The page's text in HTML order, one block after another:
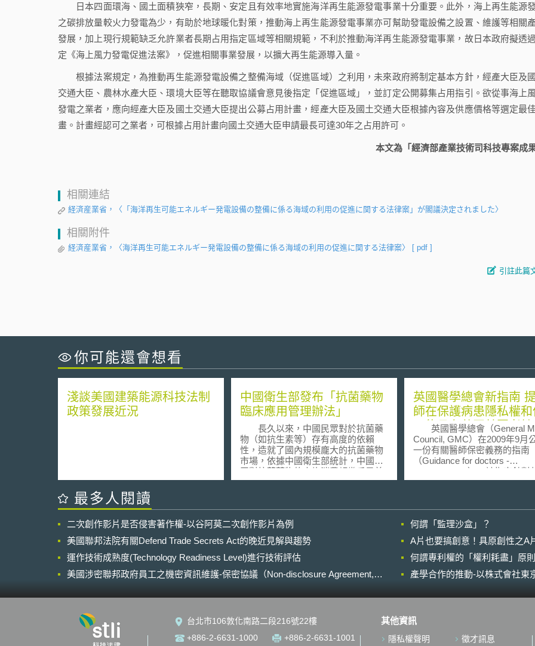
日本四面環海、國土面積狹窄，長期、安定且有效率地實施海洋再生能源發電事業十分重要。此外，海上再生能源
之碳排放量較火力發電為少，有助於地球暖化對策，推動海上再生能源發電事業亦可幫助發電設備之設置、維護等相關
發展，加上現行規範缺乏允許業者長期占用指定區域等相關規範，不利於推動海洋再生能源發電事業，故日本政府擬透
定《海上風力發電促進法案》，促進相關事業發展，以擴大再生能源導入量。
根據法案規定，為推動再生能源發電設備之整備海域（促進區域）之利用，未來政府將制定基本方針，經產大臣及
交通大臣、農林水產大臣、環境大臣等在聽取協議會意見後指定「促進區域」，並訂定公開募集占用指引。欲從事海上
發電之業者，應向經產大臣及國土交通大臣提出公募占用計畫，經產大臣及國土交通大臣根據內容及供應價格等選定最
畫。計畫經認可之業者，可根據占用計畫向國土交通大臣申請最長可達30年之占用許可。
本文為「經濟部產業技術司科技專案成果
相關連結
経済産業省，〈「海洋再生可能エネルギー発電設備の整備に係る海域の利用の促進に関する法律案」が閣議決定されました〉
相關附件
経済産業省，〈海洋再生可能エネルギー発電設備の整備に係る海域の利用の促進に関する法律案〉 [ pdf ]
引註此篇
你可能還會想看
淺談美國建築能源科技法制
政策發展近況
中國衛生部發布「抗菌藥物
臨床應用管理辦法」
長久以來，中國民眾對於抗菌藥
物（如抗生素等）存有高度的依賴
性，造就了國內規模龐大的抗菌藥物
市場，依據中國衛生部統計，中國民
眾對抗菌藥物的人均消費額幾乎是美
國民眾的10倍。對此，世界衛生組織
窘境，並演變為全球人類的災難。
為扭轉前述抗菌藥物濫用狀況，
中國衛生部於2012年4月24日正式發
布了「抗菌藥物臨床應用管理辦法」
(以下稱管理辦法)，分別對於抗菌藥
物的使用及醫療院所之管理制度作了
級管理制，分為「非限制使用級」、
類，並要求醫療院所依此分類，擬定
「抗菌藥物供應目錄」，凡具有同一
通用名稱者，其注射型和口服型各不
英國醫學總會新指南 提醒醫
師在保護病患隱私權和
可能具有共同基因者
間做出衡平
英國醫學總會（General
Council, GMC）在2009年9月
一份有關醫師保密義務的指南
（Guidance for doctors -
Confidentiality），該指南針對
測資訊的部份指出，病患的基
來的因有缺陷基因所造成的疾
能也就指出了和病患有血緣關
屬的發病可能性，或甚至是幾
確定他們未來也會發病。此時
要提醒病患應該立即通知也有
此有缺陷基因的親屬，以期能
的檢查，對潛在的健康問題有
的意思，例如病患是來自一個
家庭，和親屬的關係並不良好
基於其它個人的理由，所以不
最多人閱讀
二次創作影片是否侵害著作權-以谷阿莫二次創作影片為例
何謂「監理沙盒」？
美國聯邦法院有關Defend Trade Secrets Act的晚近見解與趨勢
A片也要搞創意！具原創性之A
運作技術成熟度(Technology Readiness Level)進行技術評估
何謂專利權的「權利耗盡」原
美國涉密聯邦政府員工之機密資訊維護-保密協議（Non-disclosure Agreement,
產學合作的推動-以株式會社東
台北市106敦化南路二段216號22樓
+886-2-6631-1000
+886-2-6631-1001
其他資訊
隱私權聲明 徵才訊息